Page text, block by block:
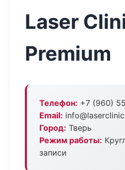
Laser
Premium
Телефон: +7 (960)
Email:
Город: Тверь
Режим работы:
записи